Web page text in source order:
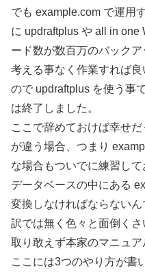
でも example.com で運用
に updraftplus や all in one
ード数が数百万のバック
考える事なく作業すれば
ので updraftplus を使う事
は終了しました。
ここで辞めておけば幸せ
が違う場合、つまり
な場合もついでに練習して
データベースの中にある
変換しなければならない
訳では無く色々と面倒くさ
取り敢えず本家のマニュア
ここには3つのやり方が書